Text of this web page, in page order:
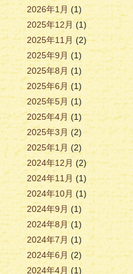
2026年1月(1)
2025年12月(1)
2025年11月 (2)
2025年9月(1)
2025年8月(1)
2025年6月(1)
2025年5月(1)
2025年4月(1)
2025年3月(2)
2025年1月(2)
2024年12月(2)
2024年11月(1)
2024年10月(1)
2024年9月(1)
2024年8月(1)
2024年7月(1)
2024年6月(2)
2024年4月(1)